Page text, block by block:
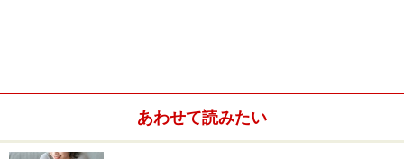
あわせて読みたい